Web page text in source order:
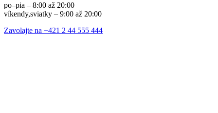
po–pia – 8:00 až 20:00
víkendy,sviatky – 9:00 až 20:00
Zavolajte na +421 2 44 555 444